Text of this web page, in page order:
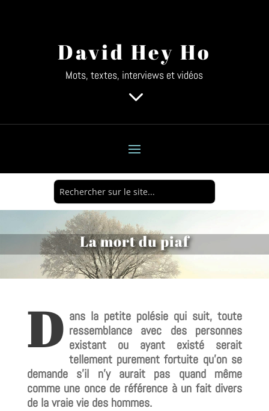
David Hey Ho
Mots, textes, interviews et vidéos
3
La mort du piaf
D ans la petite polésie qui suit, toute
ressemblance avec des personnes
existant ou ayant existé serait
tellement purement fortuite qu'on se
demande s'il n'y aurait pas quand même
comme une once de référence à un fait divers
de la vraie vie des hommes.